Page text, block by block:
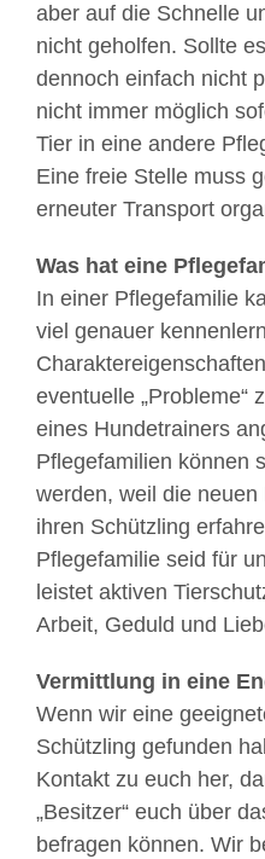
aber auf die Schnelle
nicht geholfen. Sollte
dennoch einfach nicht
nicht immer möglich
Tier in eine andere
Eine freie Stelle muss
erneuter Transport
Was hat eine
In einer Pflegefamilie
viel genauer
eventuelle „Probleme“
eines Hundetrainers
Pflegefamilien können
werden, weil die
ihren Schützling
Pflegefamilie seid für
leistet aktiven
Arbeit, Geduld und
Vermittlung in eine
Wenn wir eine
Schützling gefunden
Kontakt zu euch her,
„Besitzer“ euch über
befragen können. Wir